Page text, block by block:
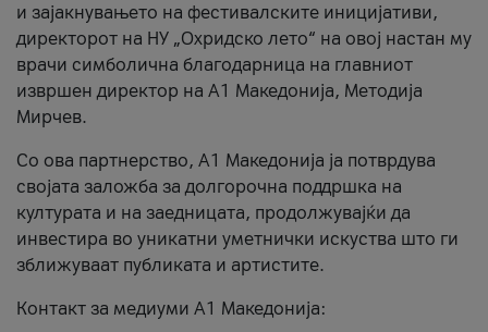
и зајакнувањето на фестивалските иницијативи,
директорот на НУ „Охридско лето“ на овој настан му
врачи симболична благодарница на главниот
извршен директор на A1 Македонија, Методија
Мирчев.
Со ова партнерство, A1 Македонија ја потврдува
својата заложба за долгорочна поддршка на
културата и на заедницата, продолжувајќи да
инвестира во уникатни уметнички искуства што ги
зближуваат публиката и артистите.
Контакт за медиуми А1 Македонија: